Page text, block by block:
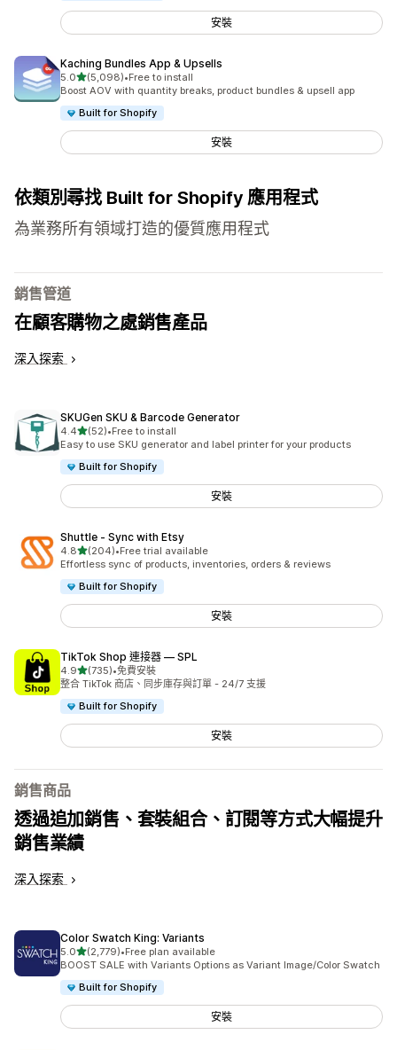
安裝
Kaching Bundles App & Upsells
5.0滿分 5 顆星
(5,098)
共有 5098 則評價
•Free to install
Boost AOV with quantity breaks, product bundles & upsell app
Built for Shopify
安裝
依類別尋找 Built for Shopify 應用程式
為業務所有領域打造的優質應用程式
銷售管道
在顧客購物之處銷售產品
深入探索
SKUGen SKU & Barcode Generator
4.4滿分 5 顆星
(52)
共有 52 則評價
•Free to install
Easy to use SKU generator and label printer for your products
Built for Shopify
安裝
Shuttle ‑ Sync with Etsy
4.8滿分 5 顆星
(204)
共有 204 則評價
•Free trial available
Effortless sync of products, inventories, orders & reviews
Built for Shopify
安裝
TikTok Shop 連接器 — SPL
4.9滿分 5 顆星
(735)
共有 735 則評價
•免費安裝
整合 TikTok 商店、同步庫存與訂單 - 24/7 支援
Built for Shopify
安裝
銷售商品
透過追加銷售、套裝組合、訂閱等方式大幅提升
銷售業績
深入探索
Color Swatch King: Variants
5.0滿分 5 顆星
(2,779)
共有 2779 則評價
•Free plan available
BOOST SALE with Variants Options as Variant Image/Color Swatch
Built for Shopify
安裝